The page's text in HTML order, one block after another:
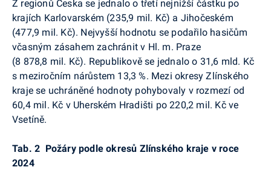
Z regionů Česka se jednalo o třetí nejnižší částku po
krajích Karlovarském (235,9 mil. Kč) a Jihočeském
(477,9 mil. Kč). Nejvyšší hodnotu se podařilo hasičům
včasným zásahem zachránit v Hl. m. Praze
(8 878,8 mil. Kč). Republikově se jednalo o 31,6 mld. Kč
s meziročním nárůstem 13,3 %. Mezi okresy Zlínského
kraje se uchráněné hodnoty pohybovaly v rozmezí od
60,4 mil. Kč v Uherském Hradišti po 220,2 mil. Kč ve
Vsetíně.
Tab. 2 Požáry podle okresů Zlínského kraje v roce
2024